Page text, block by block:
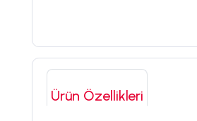
Ürün Özellikleri